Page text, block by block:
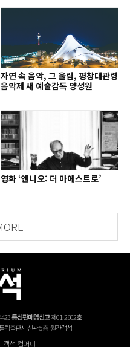
자연 속 음악, 그 울림, 평창대관령
음악제 새 예술감독 양성원
영화 ‘엔니오: 더 마에스트로’
통신판매업신고제01-2602호
릭출판사 신관 5층 '월간객석'
석 컴퍼니